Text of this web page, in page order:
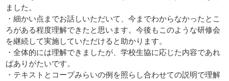
ました。
・細かい点までお話しいただいて、今までわからなかったとこ
ろがある程度理解できたと思います。今後もこのような研修会
を継続して実施していただけると助かります。
・全体的には理解できましたが、学校生協に応じた内容であれ
ばありがたいです。
・テキストとコープみらいの例を照らし合わせての説明で理解